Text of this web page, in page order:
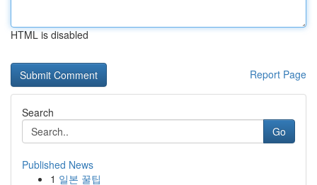
HTML is disabled
Report Page
Search
Go
Published News
1 일본 꿀팁